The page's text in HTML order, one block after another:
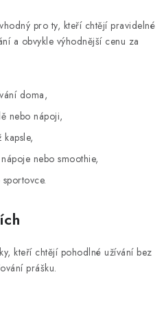
pro ty, kteří chtějí pravidelné
a obvykle výhodnější cenu za
doma,
nebo nápoji,
nebo smoothie,
kteří chtějí pohodlné užívání bez
prášku.